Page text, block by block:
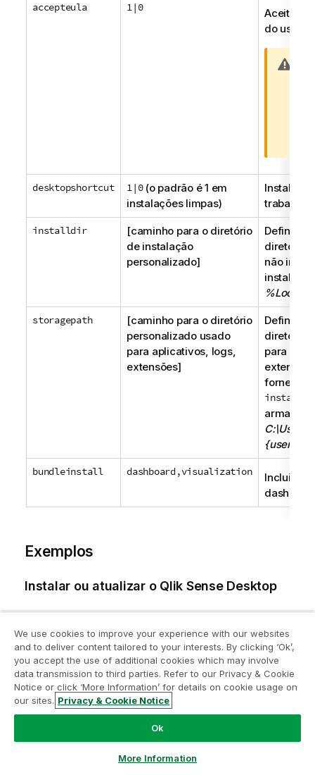
accepteula 1|0
Aceita o
do
desktopshortcut 1|0(o padrão é 1 em
instalações limpas)
Instala
trabalho.
installdir
[caminho para o diretório
de instalação
personalizado]
Define o
diretório
não irá
storagepath
[caminho para o diretório
personalizado usado
para aplicativos, logs,
extensões]
Define o
diretório
para
fornecido
C:\Users\
bundleinstall dashboard,visualization
Inclui os
Exemplos
Instalar ou atualizar o Qlik Sense Desktop
atualiza a configuração atual.
Qlik_Sense_Desktop_setup.exe -s accepteula=1
Instalar oQlik Sense Desktopcom pacotes
de objetos
O exemplo a seguir instala oQlik Sense Desktop￼,
incluindo os pacotes de objetos de Dashboard e
We use cookies to improve your experience with our websites
and to deliver content tailored to your interests. By clicking ‘Ok’,
you accept the use of additional cookies which may involve
data transmission to third parties. Refer to our Privacy & Cookie
Notice or click ‘More Information’ for details on cookie usage on
our sites. Privacy & Cookie Notice
Ok
More Information